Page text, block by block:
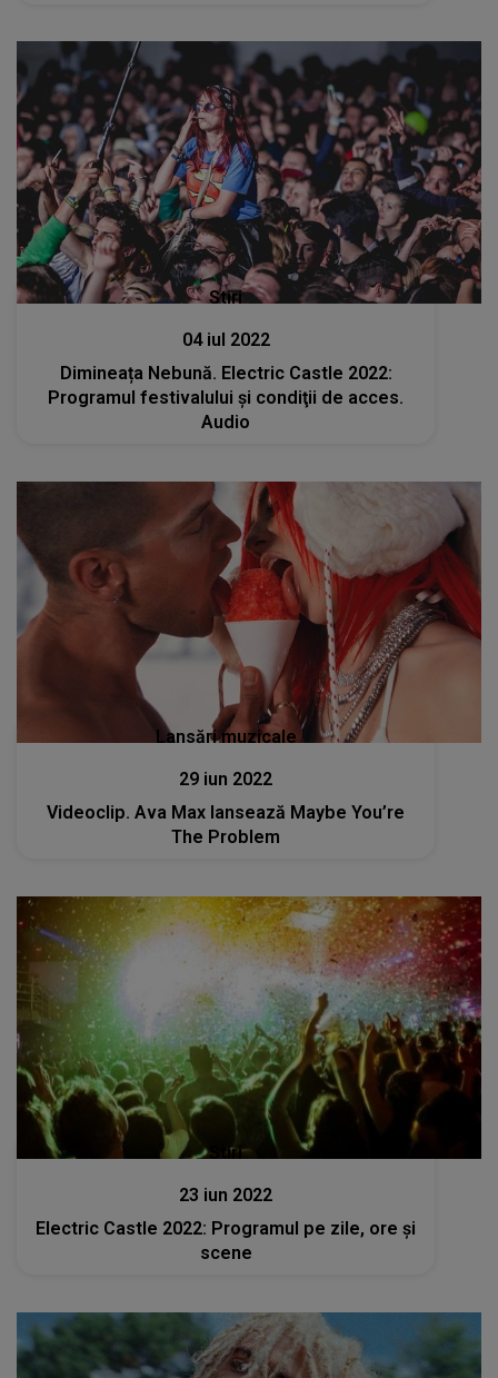
Stiri
04 iul 2022
Dimineața Nebună. Electric Castle 2022:
Programul festivalului şi condiţii de acces.
Audio
Lansări muzicale
29 iun 2022
Videoclip. Ava Max lansează Maybe You’re
The Problem
Stiri
23 iun 2022
Electric Castle 2022: Programul pe zile, ore și
scene